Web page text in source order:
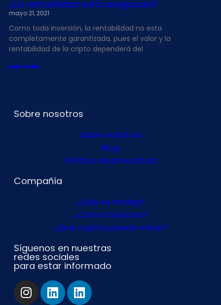
¿La rentabilidad está asegurada?
mayo 21, 2021
Como toda inversión, la rentabilidad no esta
completamente garantizada, pues el valor y la
rentabilidad de la cripto dependerá del
Leer más
Sobre nosotros
Sobre nosotros
Blog
Política de privacidad
Compañía
¿Qué es mining?
¿Cómo funciona?
¿Qué cryptos puedo minar?
Síguenos en nuestras
redes sociales
para estar informado